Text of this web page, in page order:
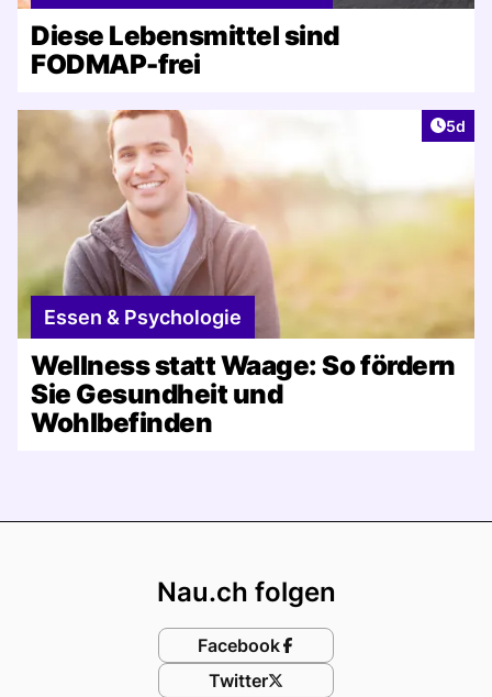
Diese Lebensmittel sind
FODMAP-frei
5d
Essen & Psychologie
Wellness statt Waage: So fördern
Sie Gesundheit und
Wohlbefinden
Nau.ch folgen
Facebook
Twitter